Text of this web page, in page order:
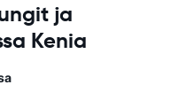
ja
Kenia